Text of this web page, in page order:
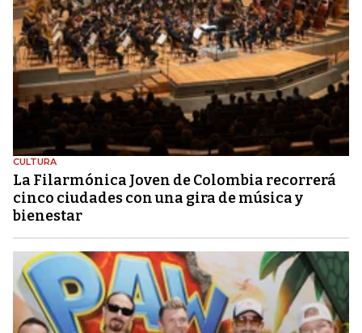
CULTURA
La Filarmónica Joven de Colombia recorrerá
cinco ciudades con una gira de música y
bienestar